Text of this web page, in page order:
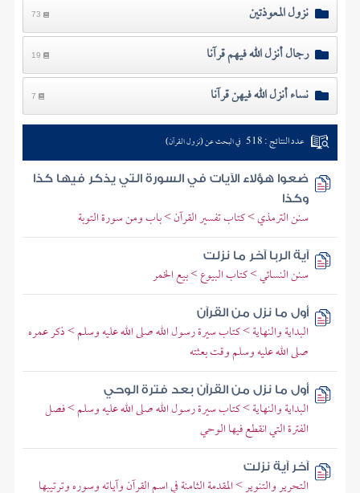
نزول المعوذتين 73
رجال أنزل الله فيهم قرآنا 19
نساء أنزل الله فيهن قرآنا 7
عدد النتائج : 518 في البحث عن (نزول القرآن)
ضعوا هؤلاء الآيات في السورة التي يذكر فيها كذا
وكذا
سنن الترمذي > كتاب تفسير القرآن > باب ومن سورة التوبة
آية الربا آخر ما نزلت
سنن النسائي > كتاب البيوع > بيع الخمر
أول ما نزل من القرآن
البداية والنهاية > كتاب سيرة رسول الله صلى الله عليه وسلم > ذكر عمره
صلى الله عليه وسلم وقت بعثته
أول ما نزل من القرآن بعد فترة الوحي
البداية والنهاية > كتاب سيرة رسول الله صلى الله عليه وسلم > فصل
الفترة التي انقطع فيها الوحي
آخر آية نزلت
التحرير والتنوير > المقدمة الثامنة في اسم القرآن وآياته وسوره وترتيبها